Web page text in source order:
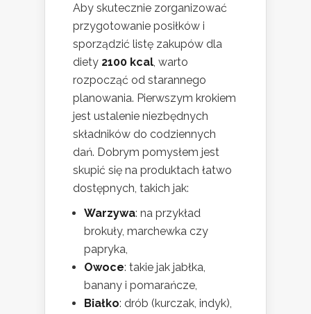
Aby skutecznie zorganizować
przygotowanie posiłków i
sporządzić listę zakupów dla
diety 2100 kcal, warto
rozpocząć od starannego
planowania. Pierwszym krokiem
jest ustalenie niezbędnych
składników do codziennych
dań. Dobrym pomysłem jest
skupić się na produktach łatwo
dostępnych, takich jak:
Warzywa: na przykład
brokuły, marchewka czy
papryka,
Owoce: takie jak jabłka,
banany i pomarańcze,
Białko: drób (kurczak, indyk),